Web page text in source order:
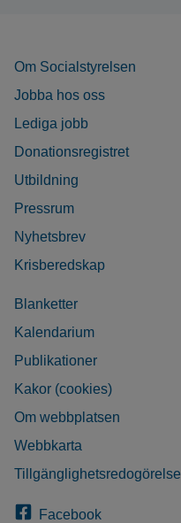
Om Socialstyrelsen
Jobba hos oss
Lediga jobb
Donationsregistret
Utbildning
Pressrum
Nyhetsbrev
Krisberedskap
Blanketter
Kalendarium
Publikationer
Kakor (cookies)
Om webbplatsen
Webbkarta
Tillgänglighetsredogörelse
Facebook